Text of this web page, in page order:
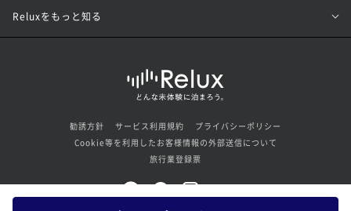
Reluxをもっと知る
勧誘方針 サービス利用規約
プライバシーポリシー
Cookie等を利用したお客様情報の外部送信について
旅行業登録票